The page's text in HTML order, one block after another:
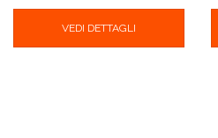
VEDI DETTAGLI